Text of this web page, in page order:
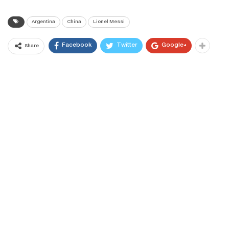
Argentina China Lionel Messi
Share Facebook Twitter Google+